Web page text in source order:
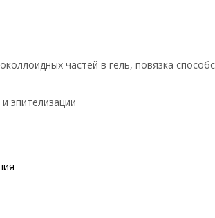
частей в гель, повязка
эпителизации